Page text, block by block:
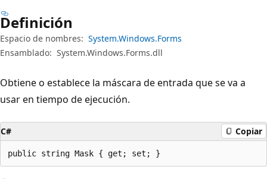
Definición
Espacio de nombres: System.Windows.Forms
Ensamblado: System.Windows.Forms.dll
Obtiene o establece la máscara de entrada que se va a
usar en tiempo de ejecución.
C# Copiar
public string Mask { get; set; }